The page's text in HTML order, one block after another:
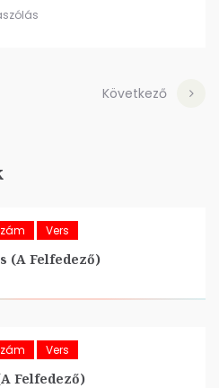
Következő
Vers
(A Felfedező)
Vers
Felfedező)